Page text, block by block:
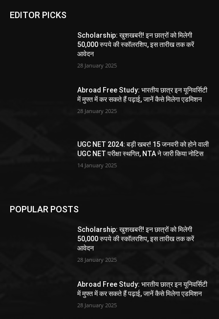
EDITOR PICKS
Scholarship: खुशखबरी! इन छात्रों को मिलेगी
50,000 रुपये की स्कॉलरशिप, इस तारीख तक करें
आवेदन
28 January 2025
Abroad Free Study: भारतीय छात्र इन यूनिवर्सिटी
में मुफ्त में कर सकते हैं पढ़ाई, जानें कैसे मिलेगा एडमिशन
28 January 2025
UGC NET 2024: बड़ी खबर! 15 जनवरी को होने वाली
UGC NET परीक्षा स्थगित, NTA ने जारी किया नोटिस
14 January 2025
POPULAR POSTS
Scholarship: खुशखबरी! इन छात्रों को मिलेगी
50,000 रुपये की स्कॉलरशिप, इस तारीख तक करें
आवेदन
28 January 2025
Abroad Free Study: भारतीय छात्र इन यूनिवर्सिटी
में मुफ्त में कर सकते हैं पढ़ाई, जानें कैसे मिलेगा एडमिशन
28 January 2025